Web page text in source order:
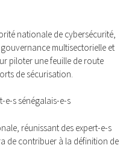
nationale de cybersécurité,
multisectorielle et
piloter une feuille de route
de sécurisation.
e-s sénégalais-e-s
réunissant des expert-e-s
de contribuer à la définition de